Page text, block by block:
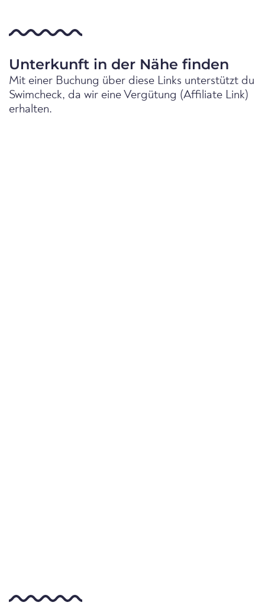
Unterkunft in der Nähe finden
Mit einer Buchung über diese Links unterstützt du
Swimcheck, da wir eine Vergütung (Affiliate Link)
erhalten.